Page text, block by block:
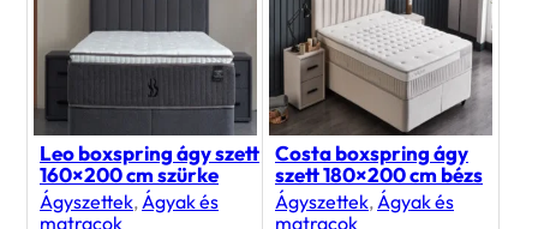
Leo boxspring ágy szett
160×200 cm szürke
Ágyszettek, Ágyak és
matracok
Costa boxspring ágy
szett 180×200 cm bézs
Ágyszettek, Ágyak és
matracok